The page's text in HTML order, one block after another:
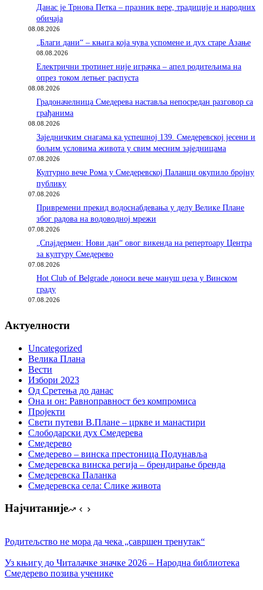
Данас је Трнова Петка – празник вере, традиције и народних
обичаја
08.08.2026
„Благи дани“ – књига која чува успомене и дух старе Азање
08.08.2026
Електрични тротинет није играчка – апел родитељима на
опрез током летњег распуста
08.08.2026
Градоначелница Смедерева наставља непосредан разговор са
грађанима
08.08.2026
Заједничким снагама ка успешној 139. Смедеревској јесени и
бољим условима живота у свим месним заједницама
07.08.2026
Културно вече Рома у Смедеревској Паланци окупило бројну
публику
07.08.2026
Привремени прекид водоснабдевања у делу Велике Плане
због радова на водоводној мрежи
07.08.2026
„Спајдермен: Нови дан“ овог викенда на репертоару Центра
за културу Смедерево
07.08.2026
Hot Club of Belgrade доноси вече мануш џеза у Винском
граду
07.08.2026
Актуелности
Uncategorized
Велика Плана
Вести
Избори 2023
Од Сретења до данас
Она и он: Равноправност без компромиса
Пројекти
Свети путеви В.Плане – цркве и манастири
Слободарски дух Смедерева
Смедерево
Смедерево – винска престоница Подунавља
Смедеревска винска регија – брендирање бренда
Смедеревска Паланка
Смедеревска села: Слике живота
Најчитаније
Родитељство не мора да чека „савршен тренутак“
Уз књигу до Читалачке значке 2026 – Народна библиотека
Смедерево позива ученике